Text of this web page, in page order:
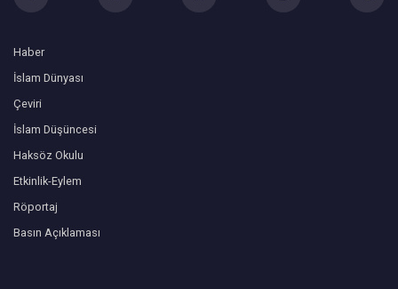
Haber
İslam Dünyası
Çeviri
İslam Düşüncesi
Haksöz Okulu
Etkinlik-Eylem
Röportaj
Basın Açıklaması